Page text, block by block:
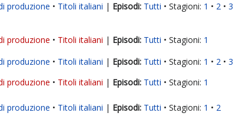
produzione Titoli italiani | Tutti Stagioni: 1 2
3
produzione Titoli italiani | Tutti Stagioni: 1
produzione Titoli italiani | Tutti Stagioni: 1 2
3
produzione Titoli italiani | Tutti Stagioni: 1
produzione Titoli italiani | Tutti Stagioni: 1 2